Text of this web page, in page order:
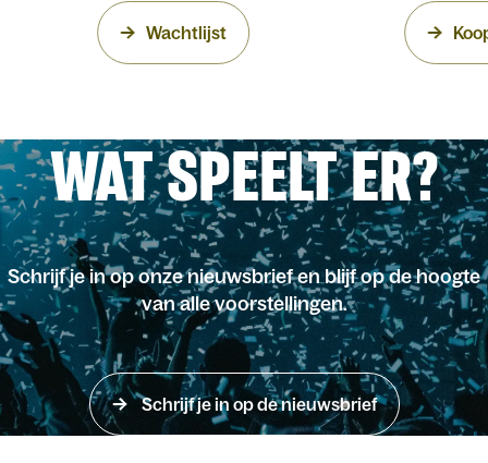
Wachtlijst
WAT SPEELT ER?
Schrijf je in op onze nieuwsbrief en blijf op de hoogte
van alle voorstellingen.
Schrijf je in op de nieuwsbrief